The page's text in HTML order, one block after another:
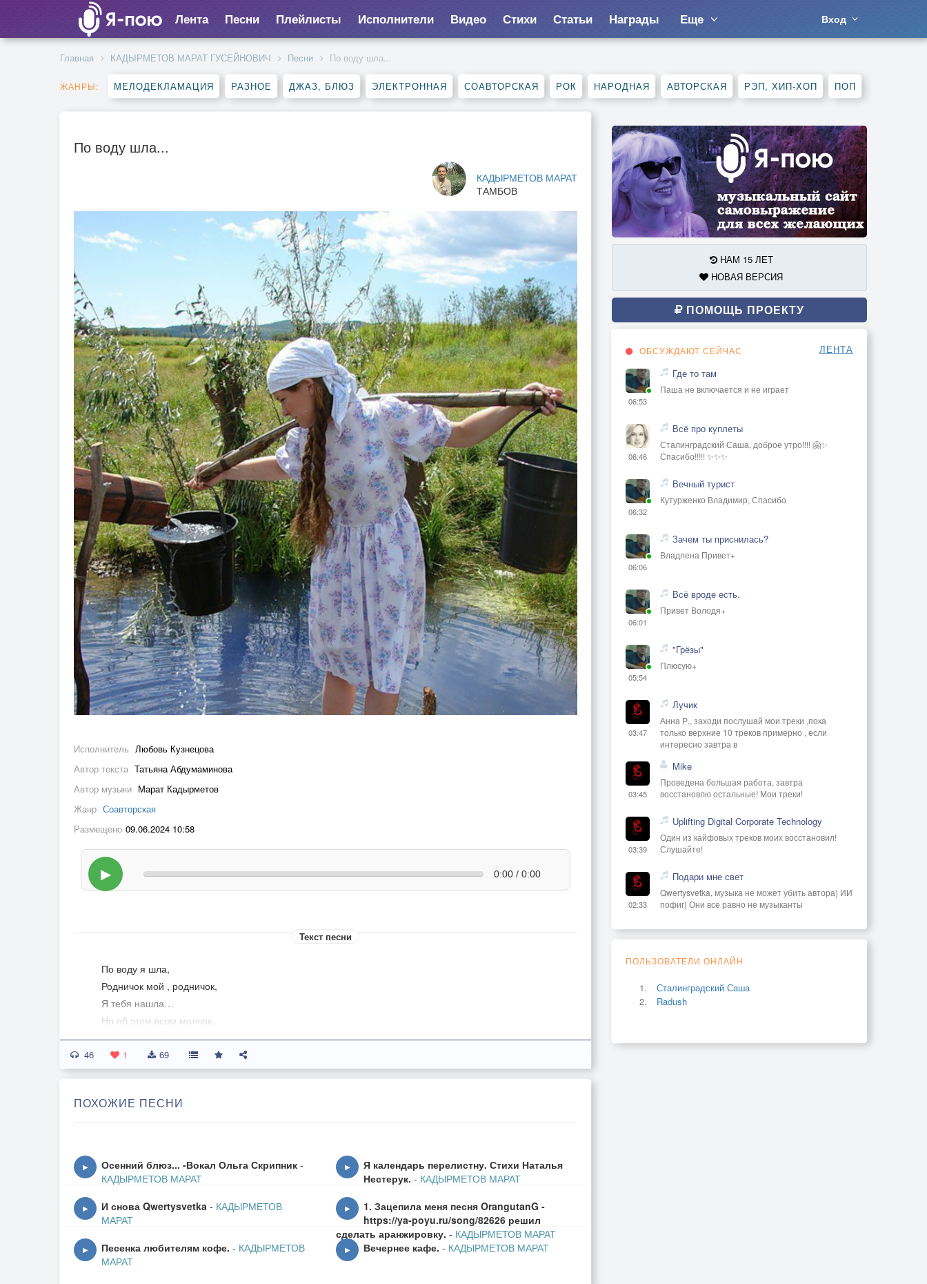
Лента Песни Плейлисты Исполнители Видео Стихи Статьи Награды Еще Вход
Главная КАДЫРМЕТОВ МАРАТ ГУСЕЙНОВИЧ Песни По воду шла...
ЖАНРЫ: МЕЛОДЕКЛАМАЦИЯ РАЗНОЕ ДЖАЗ, БЛЮЗ ЭЛЕКТРОННАЯ СОАВТОРСКАЯ РОК НАРОДНАЯ АВТОРСКАЯ РЭП, ХИП-ХОП ПОП
По воду шла...
КАДЫРМЕТОВ МАРАТ
ТАМБОВ
Исполнитель Любовь Кузнецова
Автор текста Татьяна Абдумаминова
Автор музыки Марат Кадырметов
Жанр Соавторская
Размещено 09.06.2024 10:58
▶ 0:00 / 0:00
Текст песни
По воду я шла,
Родничок мой , родничок,
Я тебя нашла…
Но об этом всем молчок,
По воду я шла,
Знаю за околицей
Милый меня ждёт
ПРИПЕВ:
С родника водицею
Вёдра до полна…
А любовь пришла…
Матушка родимая
С ним моя судьба…
(Принимай зятька)
46 1 69
ПОХОЖИЕ ПЕСНИ
▶ Осенний блюз... -Вокал Ольга Скрипник -
КАДЫРМЕТОВ МАРАТ
▶
Я календарь перелистну. Стихи Наталья
Нестерук. - КАДЫРМЕТОВ МАРАТ
▶ И снова Qwertysvetka - КАДЫРМЕТОВ
МАРАТ
▶
1. Зацепила меня песня OrangutanG -
https://ya-poyu.ru/song/82626 решил
сделать аранжировку. - КАДЫРМЕТОВ МАРАТ
▶ Песенка любителям кофе. - КАДЫРМЕТОВ
МАРАТ
▶ Вечернее кафе. - КАДЫРМЕТОВ МАРАТ
НАМ 15 ЛЕТ
НОВАЯ ВЕРСИЯ
ПОМОЩЬ ПРОЕКТУ
ОБСУЖДАЮТ СЕЙЧАС ЛЕНТА
06:53
Где то там
Паша не включается и не играет
06:46
Всё про куплеты
Сталинградский Саша, доброе утро!!!! 🤗✨
Спасибо!!!!! ✨✨✨
06:32
Вечный турист
Кутурженко Владимир, Спасибо
06:06
Зачем ты приснилась?
Владлена Привет+
06:01
Всё вроде есть.
Привет Володя+
05:54
"Грёзы"
Плюсую+
03:47
Лучик
Анна Р., заходи послушай мои треки ,пока
только верхние 10 треков примерно , если
интересно завтра в
03:45
Mike
Проведена большая работа, завтра
восстановлю остальные! Мои треки!
03:39
Uplifting Digital Corporate Technology
Один из кайфовых треков моих восстановил!
Слушайте!
02:33
Подари мне свет
Qwertysvetka, музыка не может убить автора) ИИ
пофиг) Они все равно не музыканты
ПОЛЬЗОВАТЕЛИ ОНЛАЙН
Сталинградский Саша
Radush